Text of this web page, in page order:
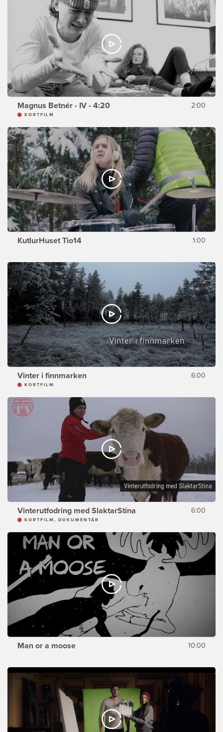
Magnus Betnér - IV - 4:20 2:00
KORTFILM
KutlurHuset Tio14 1:00
Vinter i finnmarken 6:00
KORTFILM
Vinterutfodring med SlaktarStina 6:00
KORTFILM, DOKUMENTÄR
Man or a moose 10:00